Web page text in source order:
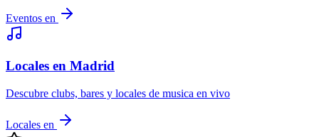
Eventos en
Locales en Madrid
Descubre clubs, bares y locales de musica en vivo
Locales en